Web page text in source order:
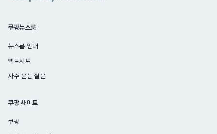
쿠팡뉴스룸
뉴스룸 안내
팩트시트
자주 묻는 질문
쿠팡 사이트
쿠팡